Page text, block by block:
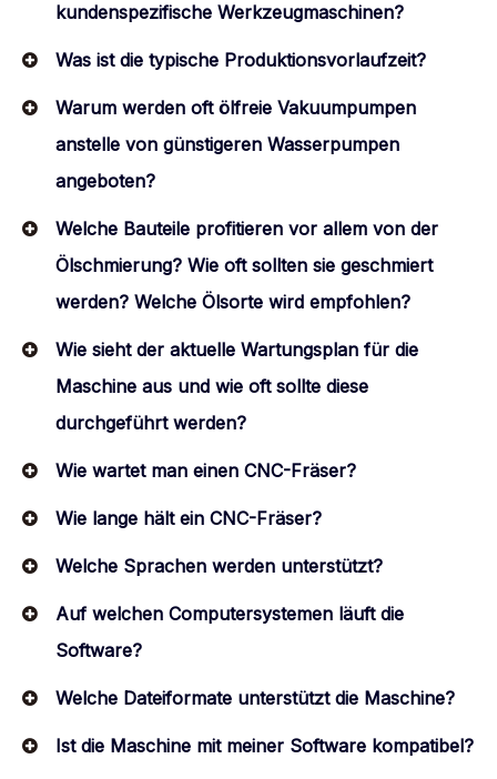
kundenspezifische Werkzeugmaschinen?
Was ist die typische Produktionsvorlaufzeit?
Warum werden oft ölfreie Vakuumpumpen
anstelle von günstigeren Wasserpumpen
angeboten?
Welche Bauteile profitieren vor allem von der
Ölschmierung? Wie oft sollten sie geschmiert
werden? Welche Ölsorte wird empfohlen?
Wie sieht der aktuelle Wartungsplan für die
Maschine aus und wie oft sollte diese
durchgeführt werden?
Wie wartet man einen CNC-Fräser?
Wie lange hält ein CNC-Fräser?
Welche Sprachen werden unterstützt?
Auf welchen Computersystemen läuft die
Software?
Welche Dateiformate unterstützt die Maschine?
Ist die Maschine mit meiner Software kompatibel?